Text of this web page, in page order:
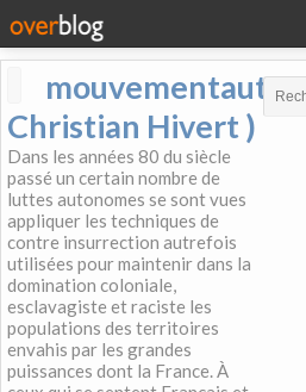
Christian Hivert )
Dans les années 80 du siècle
passé un certain nombre de
luttes autonomes se sont vues
appliquer les techniques de
contre insurrection autrefois
utilisées pour maintenir dans la
domination coloniale,
esclavagiste et raciste les
populations des territoires
envahis par les grandes
puissances dont la France. À